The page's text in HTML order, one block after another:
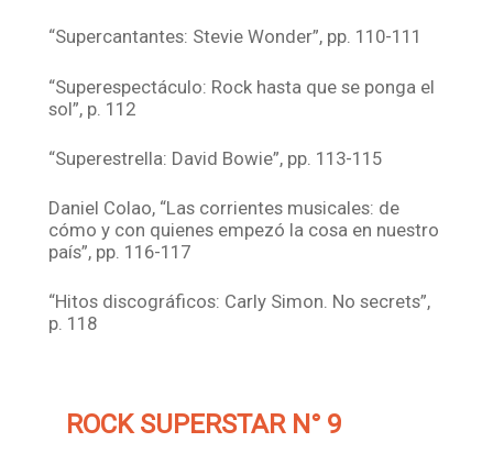
“Supercantantes: Stevie Wonder”, pp. 110-111
“Superespectáculo: Rock hasta que se ponga el
sol”, p. 112
“Superestrella: David Bowie”, pp. 113-115
Daniel Colao, “Las corrientes musicales: de
cómo y con quienes empezó la cosa en nuestro
país”, pp. 116-117
“Hitos discográficos: Carly Simon. No secrets”,
p. 118
ROCK SUPERSTAR N° 9